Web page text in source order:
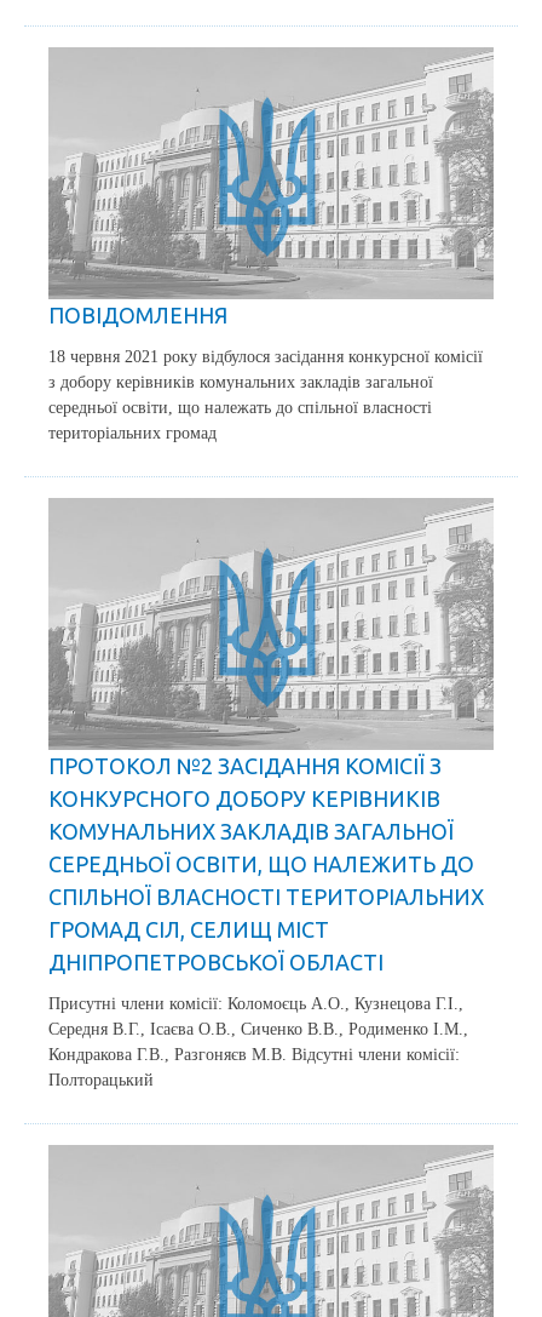
ПОВІДОМЛЕННЯ
18 червня 2021 року відбулося засідання конкурсної комісії
з добору керівників комунальних закладів загальної
середньої освіти, що належать до спільної власності
територіальних громад
ПРОТОКОЛ №2 ЗАСІДАННЯ КОМІСІЇ З
КОНКУРСНОГО ДОБОРУ КЕРІВНИКІВ
КОМУНАЛЬНИХ ЗАКЛАДІВ ЗАГАЛЬНОЇ
СЕРЕДНЬОЇ ОСВІТИ, ЩО НАЛЕЖИТЬ ДО
СПІЛЬНОЇ ВЛАСНОСТІ ТЕРИТОРІАЛЬНИХ
ГРОМАД СІЛ, СЕЛИЩ МІСТ
ДНІПРОПЕТРОВСЬКОЇ ОБЛАСТІ
Присутні члени комісії: Коломоєць А.О., Кузнецова Г.І.,
Середня В.Г., Ісаєва О.В., Сиченко В.В., Родименко І.М.,
Кондракова Г.В., Разгоняєв М.В. Відсутні члени комісії:
Полторацький